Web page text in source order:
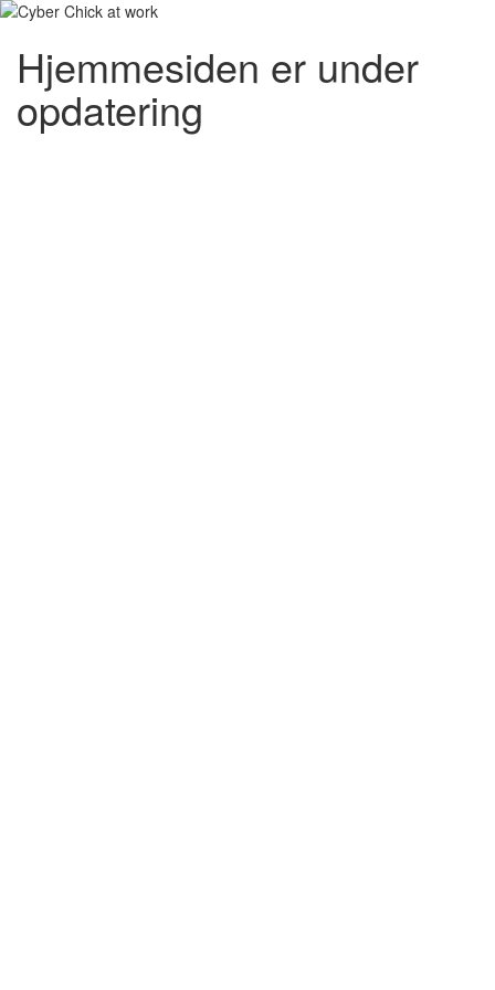
Hjemmesiden er under
opdatering